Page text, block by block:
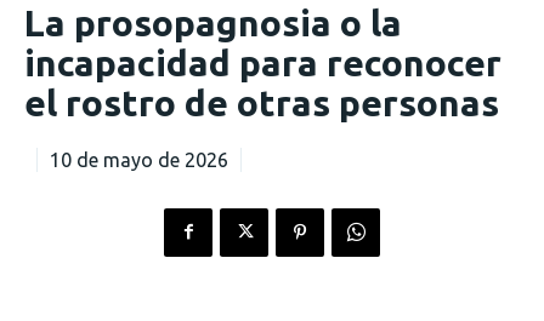
La prosopagnosia o la
incapacidad para reconocer
el rostro de otras personas
10 de mayo de 2026